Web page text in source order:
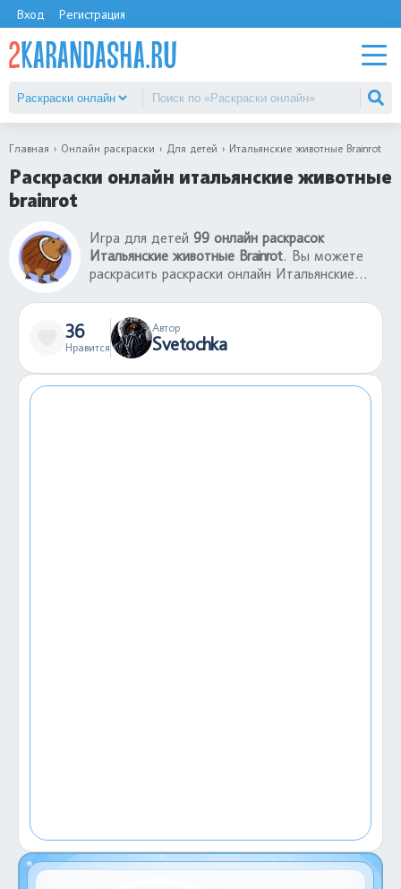
Вход Регистрация
Главная Онлайн раскраски Для детей Итальянские животные Brainrot
Раскраски онлайн итальянские животные
brainrot
Игра для детей 99 онлайн раскрасок
Итальянские животные Brainrot. Вы можете
раскрасить раскраски онлайн Итальянские
нашим сервисом, где лучшие раскраски онлайн
Итальянские животные Brainrot. Можете
отправить ссылку другу и вместе играть в
раскраски-онлайн. В каталоге большой выбор
раскрасок-онлайн для детей разных возрастов.
36
Нравится
Автор
Svetochka